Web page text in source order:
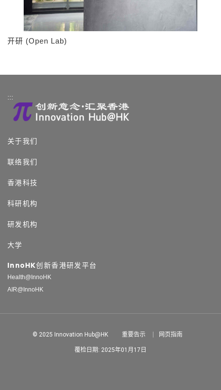
开研 (Open Lab)
:::
关于我们
联络我们
香港科技
科研机构
研发机构
大学
InnoHK创新香港研发平台
Health@InnoHK
AIR@InnoHK
© 2025 Innovation Hub@HK 重要告示 网页指南
覆检日期: 2025年01月17日